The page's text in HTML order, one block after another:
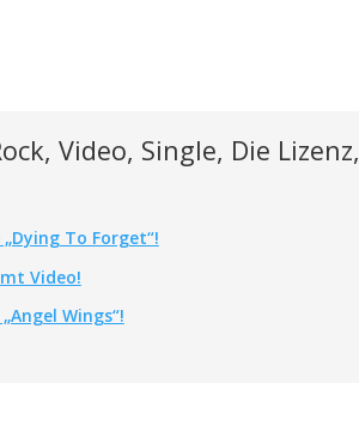
Video, Single, Die Lizenz,
To Forget“!
Video!
Wings“!